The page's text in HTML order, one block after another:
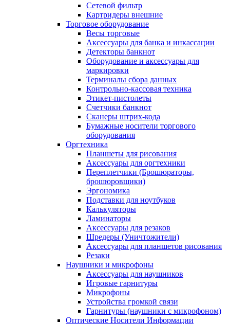
Сетевой фильтр
Картридеры внешние
Торговое оборудование
Весы торговые
Аксессуары для банка и инкассации
Детекторы банкнот
Оборудование и аксессуары для
маркировки
Терминалы сбора данных
Контрольно-кассовая техника
Этикет-пистолеты
Счетчики банкнот
Сканеры штрих-кода
Бумажные носители торгового
оборудования
Оргтехника
Планшеты для рисования
Аксессуары для оргтехники
Переплетчики (Брошюраторы,
брошюровщики)
Эргономика
Подставки для ноутбуков
Калькуляторы
Ламинаторы
Аксессуары для резаков
Шредеры (Уничтожители)
Аксессуары для планшетов рисования
Резаки
Наушники и микрофоны
Аксессуары для наушников
Игровые гарнитуры
Микрофоны
Устройства громкой связи
Гарнитуры (наушники с микрофоном)
Оптические Носители Информации